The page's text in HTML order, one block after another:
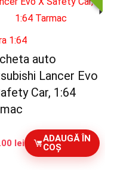
1:64
auto
Lancer Evo
Car, 1:64
lei
ADAUGĂ ÎN
COȘ